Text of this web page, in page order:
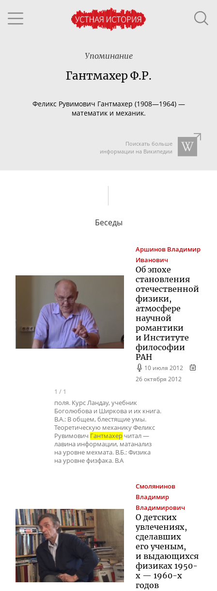
Упоминание
Гантмахер Ф.Р.
Феликс Рувимович Гантмахер (1908—1964) —
математик и механик.
Поискать больше
информации на Википедии
Беседы
Аршинов Владимир
Иванович
Об эпохе
становления
отечественной
физики,
атмосфере
научной
романтики
и Институте
философии
РАН
10 июля 2012
26 октября 2012
1 / 1
поля. Курс Ландау, учебник
Боголюбова и Ширкова и их книга.
В.А.: В общем, блестящие умы.
Теоретическую механику Феликс
Рувимович Гантмахер читал —
лавина информации, матанализ
на уровне мехмата. В.Б.: Физика
на уровне физфака. В.А
Смолянинов
Владимир
Владимирович
О детских
увлечениях,
сделавших
его ученым,
и выдающихся
физиках 1950-
х — 1960-х
годов